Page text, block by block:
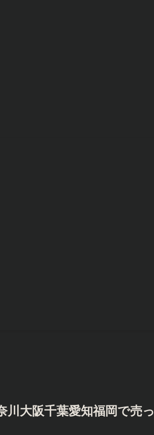
川大阪千葉愛知福岡で売っ